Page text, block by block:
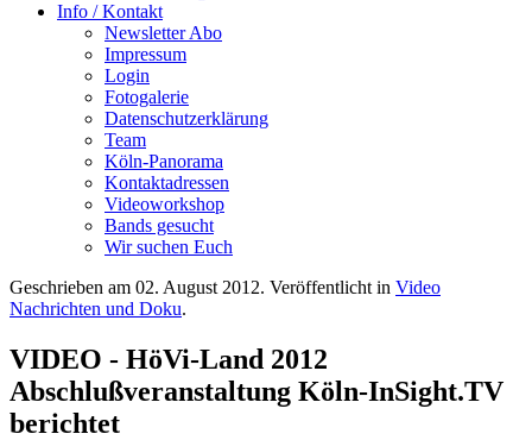
Info / Kontakt
Newsletter Abo
Impressum
Login
Fotogalerie
Datenschutzerklärung
Team
Köln-Panorama
Kontaktadressen
Videoworkshop
Bands gesucht
Wir suchen Euch
Geschrieben am 02. August 2012. Veröffentlicht in Video
Nachrichten und Doku.
VIDEO - HöVi-Land 2012
Abschlußveranstaltung Köln-InSight.TV
berichtet